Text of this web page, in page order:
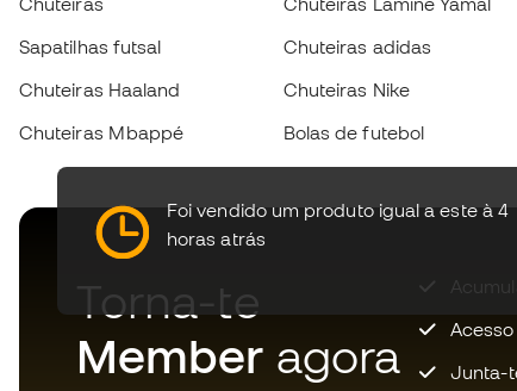
Foi vendido um produto igual a este à 4
horas atrás
Sapatilhas futsal
Chuteiras Haaland
Chuteiras Mbappé
Chuteiras adidas
Chuteiras Nike
Bolas de futebol
Torna-te
Member agora
Junta-